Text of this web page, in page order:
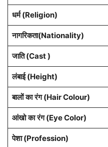
धर्म (Religion)
नागरिकता(Nationality)
जाति (Cast )
लंबाई (Height)
बालों का रंग (Hair Colour)
आंखो का रंग (Eye Color)
पेशा(Profession)